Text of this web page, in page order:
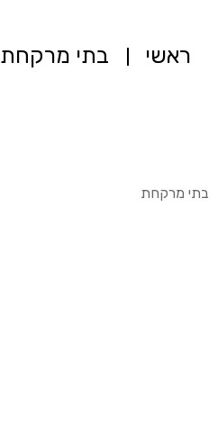
ראשי בתי מרקחת
בתי מרקחת